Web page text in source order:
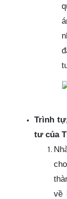
Trình
tư của
về